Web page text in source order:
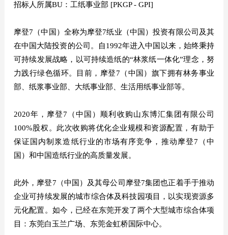
招标人所属BU：工纸事业部 [PKGP - GPI]
摩登7（中国）全称为摩登7纸业（中国）投资有限公司及其
在中国大陆投资的公司。自1992年进入中国以来，始终秉持
可持续发展战略，以可持续造纸的“林浆纸一体化”理念，努
力践行绿色循环。目前，摩登7（中国）旗下拥有林务事业
部、纸浆事业部、大纸事业部、生活用纸事业部等。
2020年，摩登7（中国）顺利收购山东博汇集团有限公司
100%股权。此次收购将优化企业规模和资源配置，有助于
保证国内制浆造纸行业的市场有序竞争，推动摩登7（中
国）和中国造纸行业的高质量发展。
此外，摩登7（中国）及其母公司摩登7集团也正着手于推动
企业可持续发展的城市综合体及科技园项目，以实现资源多
元化配置。如今，已经在东莞开发了两个大型城市综合体项
目：东莞白玉兰广场、东莞金虹桥国际中心。